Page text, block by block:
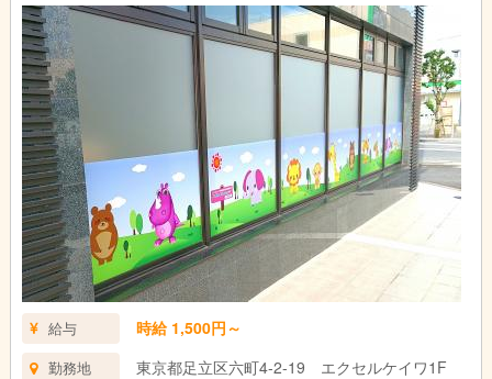
給与 時給 1,500円～
勤務地 東京都足立区六町4-2-19 エクセルケイワ1F